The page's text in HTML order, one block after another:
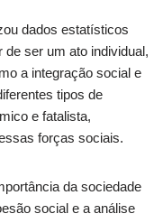
dados estatísticos
ser um ato individual,
a integração social e
tipos de
e fatalista,
forças sociais.
da sociedade
social e a análise